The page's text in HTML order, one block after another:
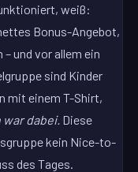
weiß:
Bonus-Angebot,
und vor allem ein
sind Kinder
mit einem T-Shirt,
war dabei. Diese
kein Nice-to-
des Tages.